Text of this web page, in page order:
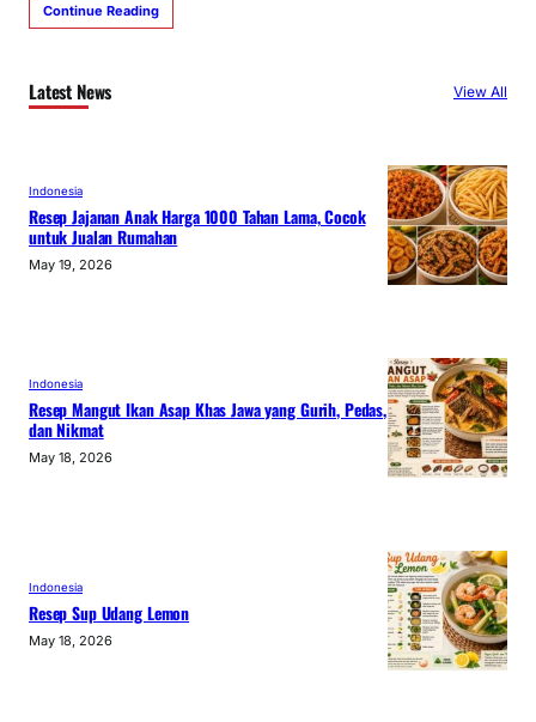
Continue Reading
Latest News View All
Indonesia
Resep Jajanan Anak Harga 1000 Tahan Lama, Cocok
untuk Jualan Rumahan
May 19, 2026
Indonesia
Resep Mangut Ikan Asap Khas Jawa yang Gurih, Pedas,
dan Nikmat
May 18, 2026
Indonesia
Resep Sup Udang Lemon
May 18, 2026